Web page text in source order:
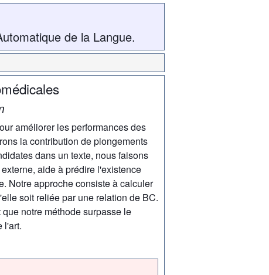
de la Langue.
améliorer les performances des
la contribution de plongements
dans un texte, nous faisons
aide à prédire l'existence
Notre approche consiste à calculer
soit reliée par une relation de BC.
notre méthode surpasse le
l'art.